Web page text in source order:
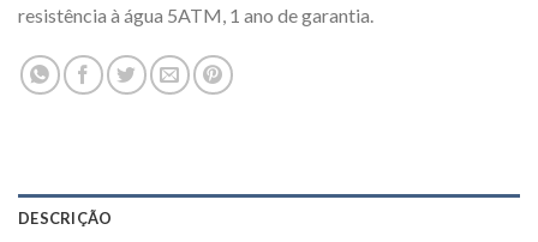
resistência à água 5ATM, 1 ano de garantia.
DESCRIÇÃO